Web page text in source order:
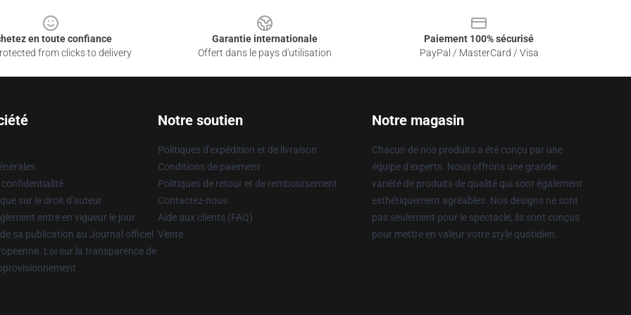
en toute confiance
from clicks to delivery
Garantie internationale
Offert dans le pays d'utilisation
Paiement 100% sécurisé
PayPal / MasterCard / Visa
confidentialité
sur le droit d'auteur
entre en vigueur le jour
sa publication au Journal officiel
Loi sur la transparence de
Notre soutien
Politiques d'expédition et de livraison
Conditions de paiement
Politiques de retour et de remboursement
Contactez-nous
Aide aux clients (FAQ)
Vente
Notre magasin
Chacun de nos produits a été conçu par une
équipe d'experts. Nous offrons une grande
variété de produits de qualité qui sont également
esthétiquement agréables. Nos designs ne sont
pas seulement pour le spectacle, ils sont conçus
pour mettre en valeur votre style quotidien.